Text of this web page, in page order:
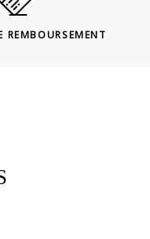
REMBOURSEMENT